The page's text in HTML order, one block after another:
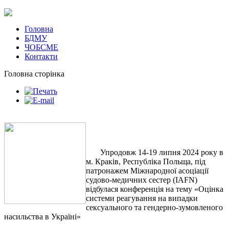
Головна
БДМУ
ЧОБСМЕ
Контакти
Головна сторінка
Упродовж 14-19 липня 2024 року в
м. Краків, Республіка Польща, під
патронажем Міжнародної асоціації
судово-медичних сестер (IAFN)
відбулася конференція на тему «Оцінка
системи реагування на випадки
сексуального та гендерно-зумовленого
насильства в Україні»